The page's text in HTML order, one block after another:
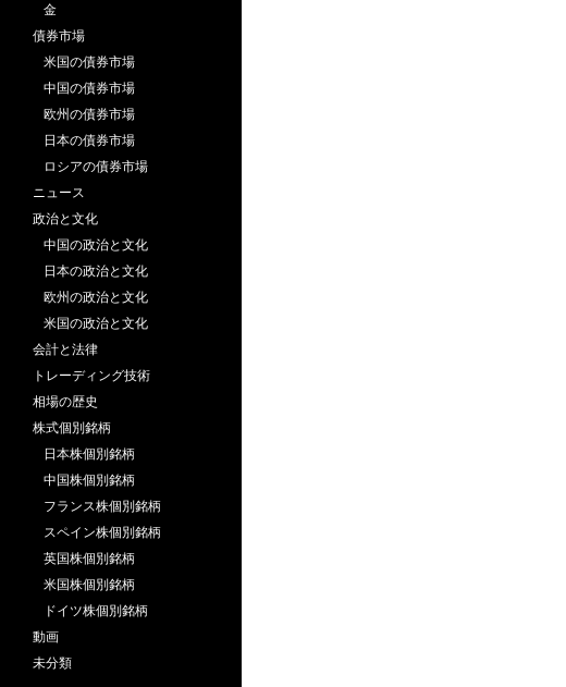
金
債券市場
米国の債券市場
中国の債券市場
欧州の債券市場
日本の債券市場
ロシアの債券市場
ニュース
政治と文化
中国の政治と文化
日本の政治と文化
欧州の政治と文化
米国の政治と文化
会計と法律
トレーディング技術
相場の歴史
株式個別銘柄
日本株個別銘柄
中国株個別銘柄
フランス株個別銘柄
スペイン株個別銘柄
英国株個別銘柄
米国株個別銘柄
ドイツ株個別銘柄
動画
未分類